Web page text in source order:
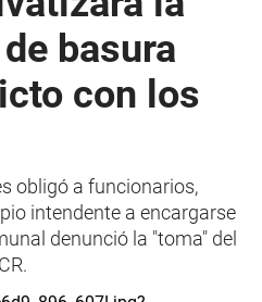
basura
con los
obligó a funcionarios,
intendente a encargarse
denunció la "toma" del